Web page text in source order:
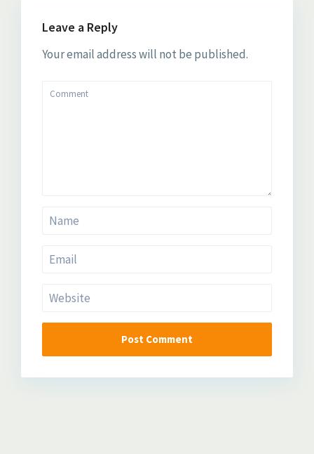
Leave a Reply
Your email address will not be published.